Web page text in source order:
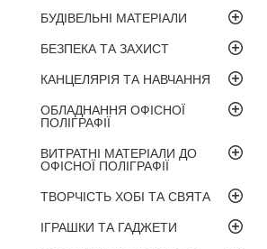
БУДІВЕЛЬНІ МАТЕРІАЛИ
БЕЗПЕКА ТА ЗАХИСТ
КАНЦЕЛЯРІЯ ТА НАВЧАННЯ
ОБЛАДНАННЯ ОФІСНОЇ
ПОЛІГРАФІЇ
ВИТРАТНІ МАТЕРІАЛИ ДО
ОФІСНОЇ ПОЛІГРАФІЇ
ТВОРЧІСТЬ ХОБІ ТА СВЯТА
ІГРАШКИ ТА ГАДЖЕТИ